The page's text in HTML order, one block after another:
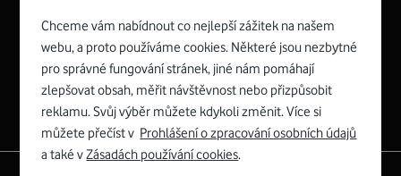
Zyxel VMG8623-T50B:
Rozměry modemu jsou 16 x 22 x 7,5 cm (včetně stojánku)
a nabízí 4 gigabitové LAN porty a bezdrátové připojení Wi-
Fi ve verzích 802.11 b/g/n/ac pro frekvenci 2,4 GHz a
Spojte se s Vodafonem
Chceme vám nabídnout co nejlepší zážitek na našem
webu, a proto používáme cookies. Některé jsou nezbytné
pro správné fungování stránek, jiné nám pomáhají
zlepšovat obsah, měřit návštěvnost nebo přizpůsobit
reklamu. Svůj výběr můžete kdykoli změnit. Více si
můžete přečíst v Prohlášení o zpracování osobních údajů
a také vZásadách používání cookies.